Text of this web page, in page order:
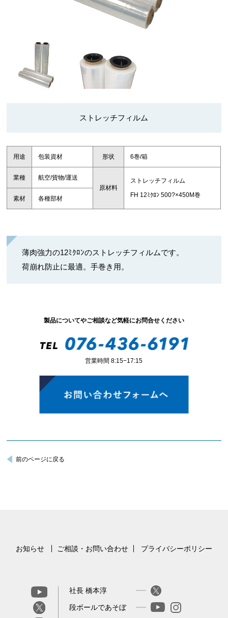
ストレッチフィルム
用途 包装資材 形状 6巻/箱
業種
航空/貨物/運送
原材料
ストレッチフィルム
FH 12ﾐｸﾛﾝ 500?×450M巻
素材 各種部材
薄肉強力の12ﾐｸﾛﾝのストレッチフィルムです。
荷崩れ防止に最適。手巻き用。
製品についてやご相談など気軽にお問合せください
営業時間 8:15−17:15
前のページに戻る
お知らせ ご相談・お問い合わせ プライバシーポリシー
社長 橋本淳
段ボールであそぼ